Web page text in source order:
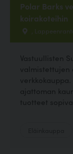
Polar Barks
koirakoteihin
,
Vastuullisten
valmistettujen
ajattoman
tuotteet